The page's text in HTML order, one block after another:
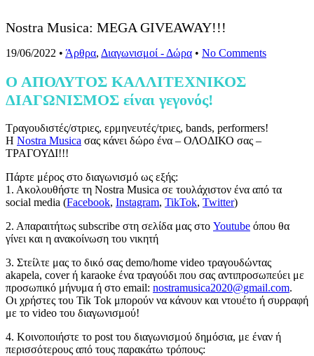
Nostra Musica: MEGA GIVEAWAY!!!
19/06/2022 • Άρθρα, Διαγωνισμοί - Δώρα • No Comments
Ο ΑΠΟΛΥΤΟΣ ΚΑΛΛΙΤΕΧΝΙΚΟΣ
ΔΙΑΓΩΝΙΣΜΟΣ είναι γεγονός!
Τραγουδιστές/στριες, ερμηνευτές/τριες, bands, performers!
Η Nostra Musica σας κάνει δώρο ένα – ΟΛΟΔΙΚΟ σας –
ΤΡΑΓΟΥΔΙ!!!
Πάρτε μέρος στο διαγωνισμό ως εξής:
1. Ακολουθήστε τη Nostra Musica σε τουλάχιστον ένα από τα
social media (Facebook, Instagram, TikTok, Twitter)
2. Απαραιτήτως subscribe στη σελίδα μας στο Youtube όπου θα
γίνει και η ανακοίνωση του νικητή
3. Στείλτε μας το δικό σας demo/home video τραγουδώντας
akapela, cover ή karaoke ένα τραγούδι που σας αντιπροσωπεύει με
προσωπικό μήνυμα ή στο email: nostramusica2020@gmail.com.
Οι χρήστες του Tik Tok μπορούν να κάνουν και ντουέτο ή συρραφή
με το video του διαγωνισμού!
4. Κοινοποιήστε το post του διαγωνισμού δημόσια, με έναν ή
περισσότερους από τους παρακάτω τρόπους: